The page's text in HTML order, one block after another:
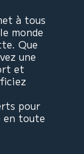
à tous
monde
Que
une
et
pour
en toute